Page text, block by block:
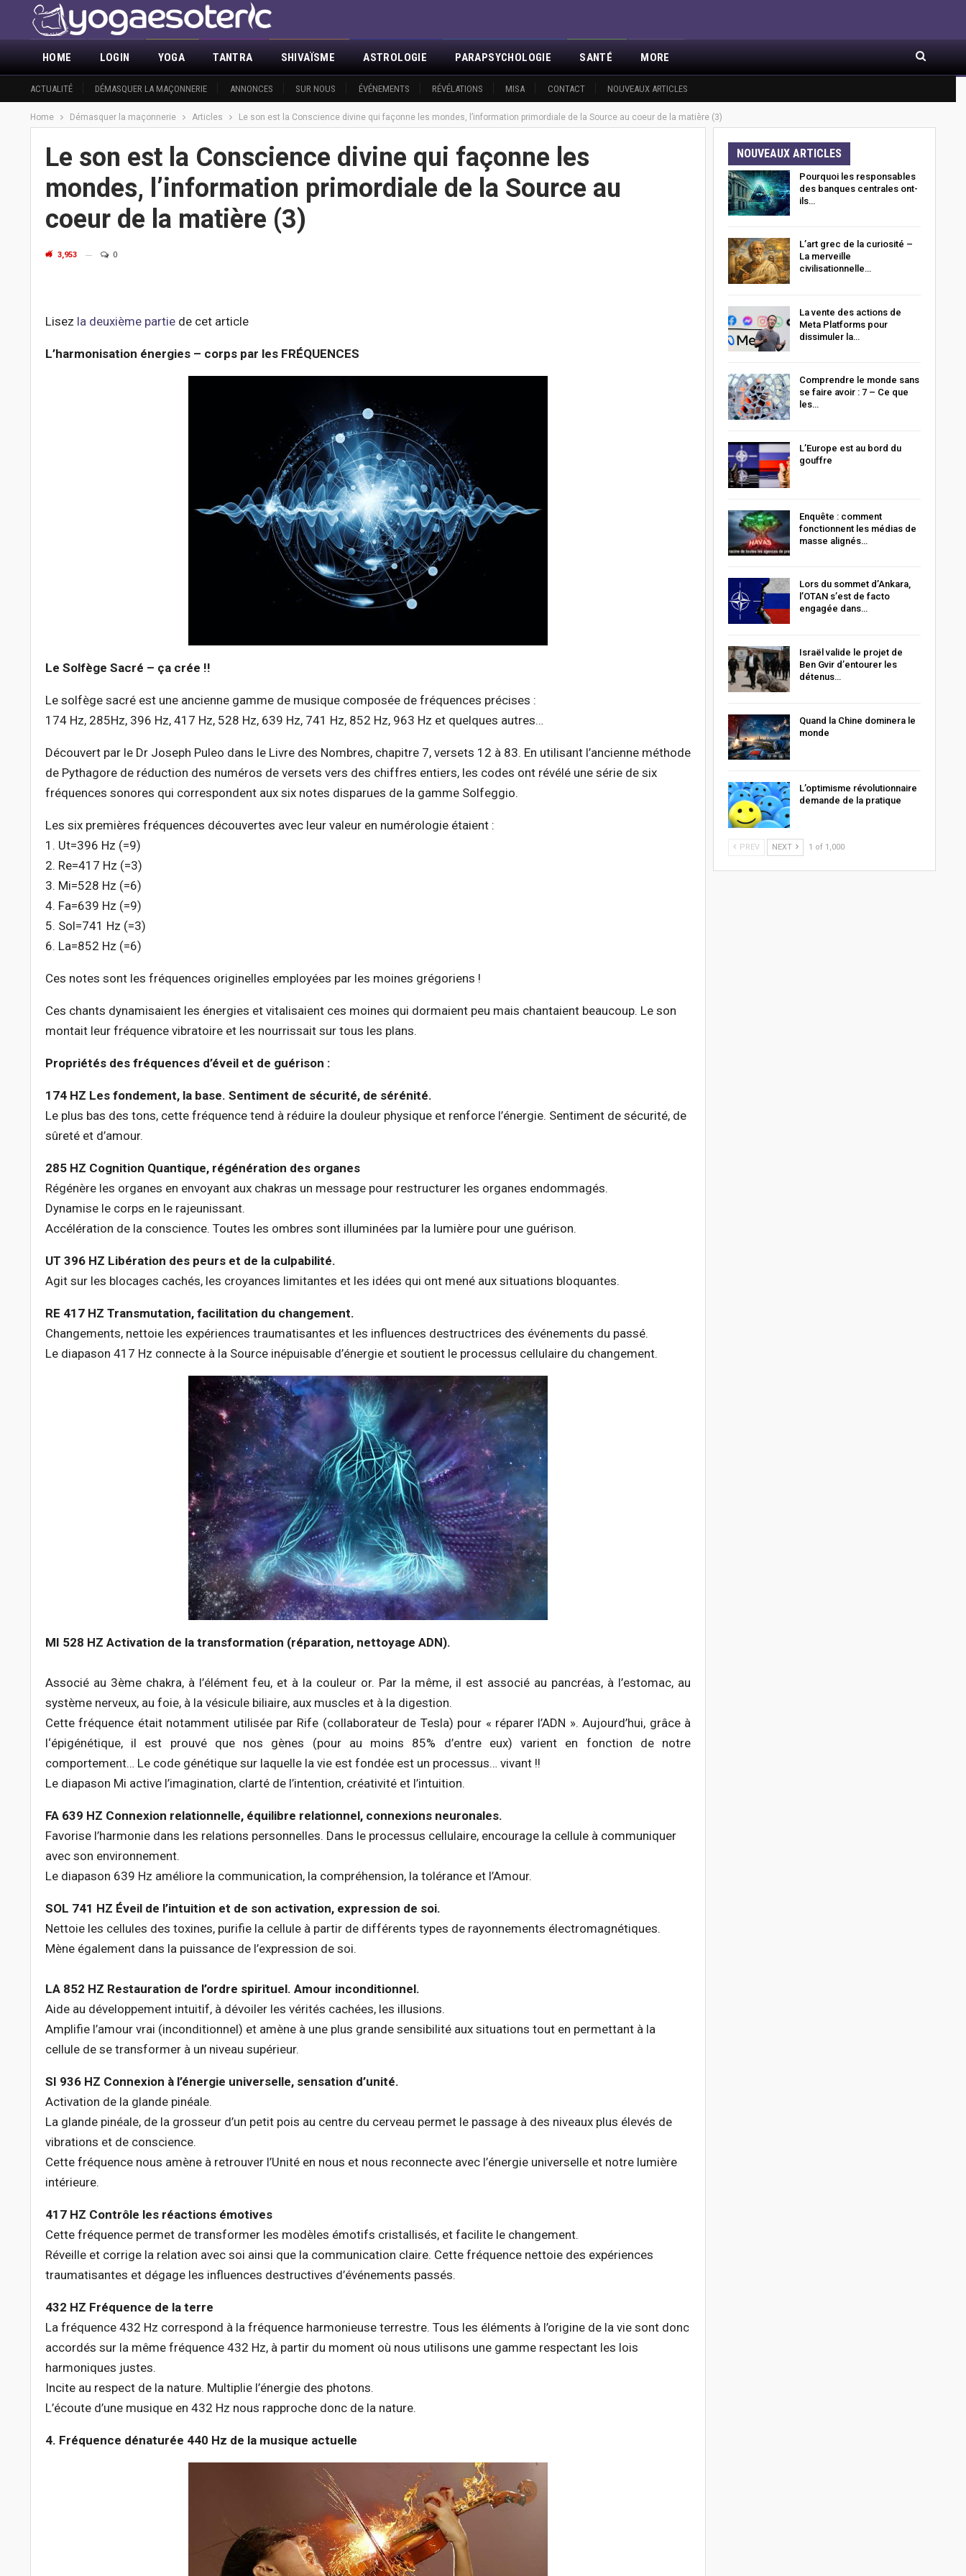
HOME
ACTUALITÉ DÉMASQUER LA MAÇONNERIE ANNONCES SUR NOUS ÉVÉNEMENTS RÉVÉLATIONS MISA CONTACT NOUVEAUX ARTICLES
LOGIN YOGA TANTRA SHIVAÏSME ASTROLOGIE PARAPSYCHOLOGIE SANTÉ MORE
Home Démasquer la maçonnerie Articles Le son est la Conscience divine qui façonne les mondes, l’information primordiale de la Source au coeur de la matière (3)
Le son est la Conscience divine qui façonne les
mondes, l’information primordiale de la Source au
coeur de la matière (3)
3,953 0
Lisez la deuxième partie de cet article
L’harmonisation énergies – corps par les FRÉQUENCES
Le Solfège Sacré – ça crée !!
Le solfège sacré est une ancienne gamme de musique composée de fréquences précises :
174 Hz, 285Hz, 396 Hz, 417 Hz, 528 Hz, 639 Hz, 741 Hz, 852 Hz, 963 Hz et quelques autres…
Découvert par le Dr Joseph Puleo dans le Livre des Nombres, chapitre 7, versets 12 à 83. En utilisant l’ancienne méthode
de Pythagore de réduction des numéros de versets vers des chiffres entiers, les codes ont révélé une série de six
fréquences sonores qui correspondent aux six notes disparues de la gamme Solfeggio.
Les six premières fréquences découvertes avec leur valeur en numérologie étaient :
1. Ut=396 Hz (=9)
2. Re=417 Hz (=3)
3. Mi=528 Hz (=6)
4. Fa=639 Hz (=9)
5. Sol=741 Hz (=3)
6. La=852 Hz (=6)
Ces notes sont les fréquences originelles employées par les moines grégoriens !
Ces chants dynamisaient les énergies et vitalisaient ces moines qui dormaient peu mais chantaient beaucoup. Le son
montait leur fréquence vibratoire et les nourrissait sur tous les plans.
Propriétés des fréquences d’éveil et de guérison :
174 HZ Les fondement, la base. Sentiment de sécurité, de sérénité.
Le plus bas des tons, cette fréquence tend à réduire la douleur physique et renforce l’énergie. Sentiment de sécurité, de
sûreté et d’amour.
285 HZ Cognition Quantique, régénération des organes
Régénère les organes en envoyant aux chakras un message pour restructurer les organes endommagés.
Dynamise le corps en le rajeunissant.
Accélération de la conscience. Toutes les ombres sont illuminées par la lumière pour une guérison.
UT 396 HZ Libération des peurs et de la culpabilité.
Agit sur les blocages cachés, les croyances limitantes et les idées qui ont mené aux situations bloquantes.
RE 417 HZ Transmutation, facilitation du changement.
Changements, nettoie les expériences traumatisantes et les influences destructrices des événements du passé.
Le diapason 417 Hz connecte à la Source inépuisable d’énergie et soutient le processus cellulaire du changement.
MI 528 HZ Activation de la transformation (réparation, nettoyage ADN).
Associé au 3ème chakra, à l’élément feu, et à la couleur or. Par la même, il est associé au pancréas, à l’estomac, au
système nerveux, au foie, à la vésicule biliaire, aux muscles et à la digestion.
Cette fréquence était notamment utilisée par Rife (collaborateur de Tesla) pour « réparer l’ADN ». Aujourd’hui, grâce à
l‘épigénétique, il est prouvé que nos gènes (pour au moins 85% d’entre eux) varient en fonction de notre
comportement… Le code génétique sur laquelle la vie est fondée est un processus… vivant !!
Le diapason Mi active l’imagination, clarté de l’intention, créativité et l’intuition.
FA 639 HZ Connexion relationnelle, équilibre relationnel, connexions neuronales.
Favorise l’harmonie dans les relations personnelles. Dans le processus cellulaire, encourage la cellule à communiquer
avec son environnement.
Le diapason 639 Hz améliore la communication, la compréhension, la tolérance et l’Amour.
SOL 741 HZ Éveil de l’intuition et de son activation, expression de soi.
Nettoie les cellules des toxines, purifie la cellule à partir de différents types de rayonnements électromagnétiques.
Mène également dans la puissance de l’expression de soi.
LA 852 HZ Restauration de l’ordre spirituel. Amour inconditionnel.
Aide au développement intuitif, à dévoiler les vérités cachées, les illusions.
Amplifie l’amour vrai (inconditionnel) et amène à une plus grande sensibilité aux situations tout en permettant à la
cellule de se transformer à un niveau supérieur.
SI 936 HZ Connexion à l’énergie universelle, sensation d’unité.
Activation de la glande pinéale.
La glande pinéale, de la grosseur d’un petit pois au centre du cerveau permet le passage à des niveaux plus élevés de
vibrations et de conscience.
Cette fréquence nous amène à retrouver l’Unité en nous et nous reconnecte avec l’énergie universelle et notre lumière
intérieure.
417 HZ Contrôle les réactions émotives
Cette fréquence permet de transformer les modèles émotifs cristallisés, et facilite le changement.
Réveille et corrige la relation avec soi ainsi que la communication claire. Cette fréquence nettoie des expériences
traumatisantes et dégage les influences destructives d’événements passés.
432 HZ Fréquence de la terre
La fréquence 432 Hz correspond à la fréquence harmonieuse terrestre. Tous les éléments à l’origine de la vie sont donc
accordés sur la même fréquence 432 Hz, à partir du moment où nous utilisons une gamme respectant les lois
harmoniques justes.
Incite au respect de la nature. Multiplie l’énergie des photons.
L’écoute d’une musique en 432 Hz nous rapproche donc de la nature.
4. Fréquence dénaturée 440 Hz de la musique actuelle
NOUVEAUX ARTICLES
Pourquoi les responsables
des banques centrales ont-
ils…
L’art grec de la curiosité –
La merveille
civilisationnelle…
La vente des actions de
Meta Platforms pour
dissimuler la…
Comprendre le monde sans
se faire avoir : 7 – Ce que
les…
L’Europe est au bord du
gouffre
Enquête : comment
fonctionnent les médias de
masse alignés…
Lors du sommet d’Ankara,
l’OTAN s’est de facto
engagée dans…
Israël valide le projet de
Ben Gvir d’entourer les
détenus…
Quand la Chine dominera le
monde
L’optimisme révolutionnaire
demande de la pratique
PREV NEXT 1 of 1,000